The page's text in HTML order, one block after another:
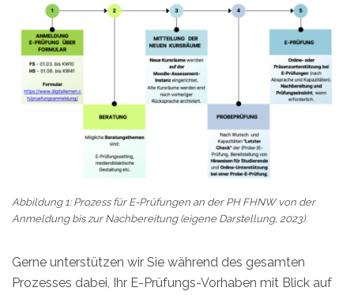
Abbildung 1: Prozess für E-Prüfungen an der PH FHNW von der
Anmeldung bis zur Nachbereitung (eigene Darstellung, 2023).
Gerne unterstützen wir Sie während des gesamten
Prozesses dabei, Ihr E-Prüfungs-Vorhaben mit Blick auf